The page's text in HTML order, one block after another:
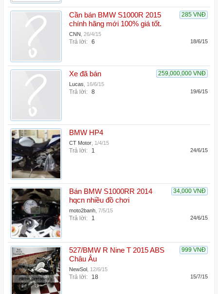
285 VNĐ
Cần bán BMW S1000R 2015
chính hãng mới 100% giá tốt.
CNN 26/4/15
Trả lời: 6 18/6/15
259,000,000 VNĐ
Xe đã bán
Lucas 16/6/15
Trả lời: 8 19/6/15
BMW HP4
CT Motor 1/4/15
Trả lời: 1 24/6/15
34,000 VNĐ
Bán BMW S1000RR 2014
hqcn nhiều đồ chơi
moto2banh 7/5/15
Trả lời: 1 24/6/15
999 VNĐ
527/BMW R Nine T 2015 ABS
Châu Âu
NewSol 12/6/15
Trả lời: 18 15/7/15